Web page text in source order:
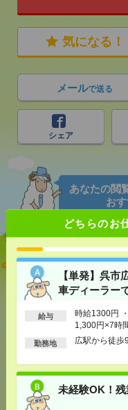
どちらのお
【単発】呉市
車ディーラー
給与
時給1300円
1,300円×7時間
勤務地 広駅から徒歩
未経験OK！
気になる！
メールで送る
シェア
あなたの閲
お
【単発】呉市広／8
ラーでの受付・1日
[給 与]時給1300円 ・日額
円×7時間）
・自転車通勤可 ・
[勤務地]広駅から徒歩9分
未経験OK！残業ほ
[給 与]